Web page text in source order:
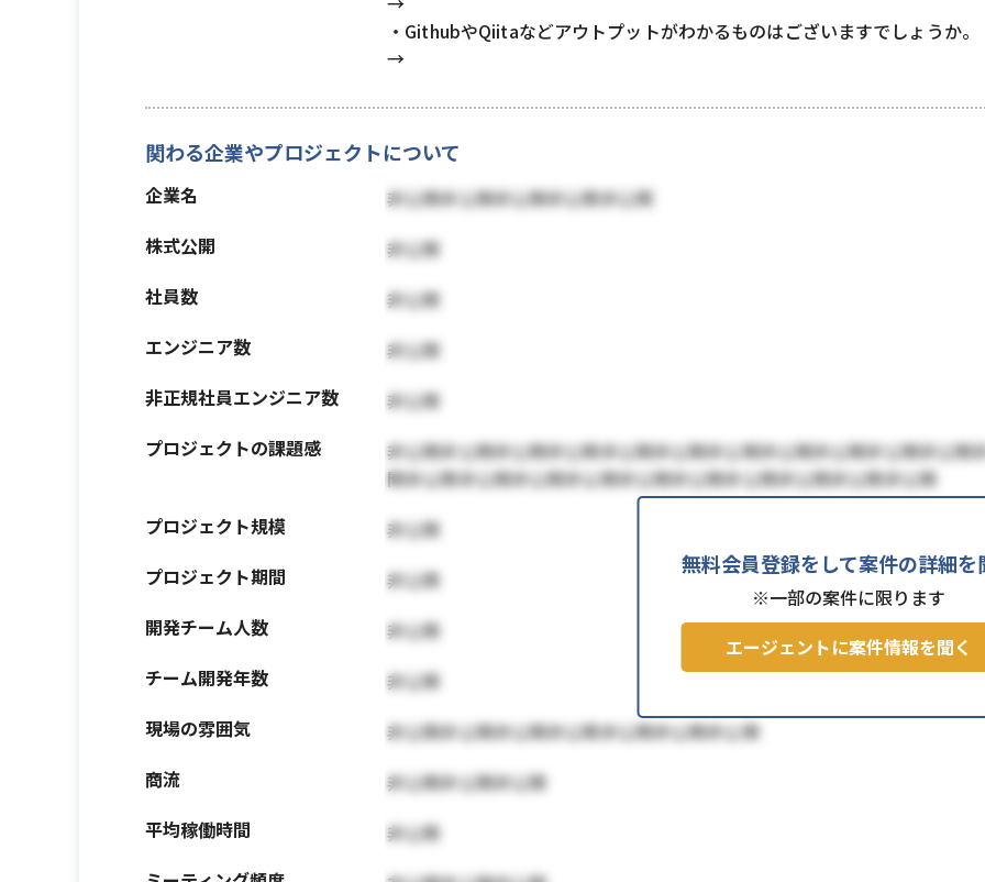
・GithubやQiitaなどアウトプットがわかるものはございますでしょうか。
→
無料会員登録をして案件の詳細を
※一部の案件に限ります
エージェントに案件情報を聞く
関わる企業やプロジェクトについて
企業名
非公開非公開非公開非公開非公開
株式公開
非公開
社員数
非公開
エンジニア数
非公開
非正規社員エンジニア数
非公開
プロジェクトの課題感
非公開非公開非公開非公開非公開非公開非公開非公開非公開非公開非公開
開非公開非公開非公開非公開非公開非公開非公開非公開非公開非公開
プロジェクト規模
非公開
プロジェクト期間
非公開
開発チーム人数
非公開
チーム開発年数
非公開
現場の雰囲気
非公開非公開非公開非公開非公開非公開非公開
商流
非公開非公開非公開
平均稼働時間
非公開